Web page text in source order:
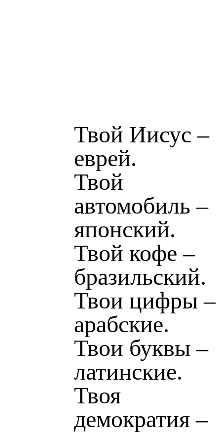
Твой Иисус –
еврей.
Твой
автомобиль –
японский.
Твой кофе –
бразильский.
Твои цифры –
арабские.
Твои буквы –
латинские.
Твоя
демократия –